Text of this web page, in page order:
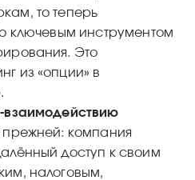
то теперь
ключевым инструментом
Это
из «опции» в
прежней: компания
доступ к своим
налоговым,